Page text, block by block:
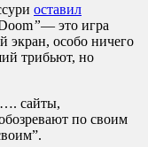
оставил
”— это игра
экран, особо ничего
трибьют, но
сайты,
по своим